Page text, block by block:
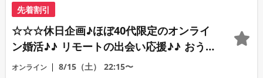
先着割引
☆☆☆休日企画♪ほぼ40代限定のオンライ
ン婚活♪♪ リモートの出会い応援♪♪ おう
ちで乾杯しませんか♪♪ ☆全国の方が対象
オンライン 8/15（土） 22:15〜